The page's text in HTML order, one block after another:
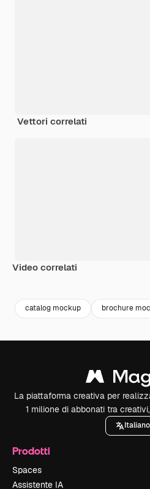
Vettori correlati
Video correlati
catalog mockup brochure
La piattaforma creativa per
1 milione di abbonati tra
Italiano
Prodotti
Spaces
Assistente IA